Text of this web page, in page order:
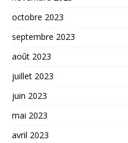
octobre 2023
septembre 2023
août 2023
juillet 2023
juin 2023
mai 2023
avril 2023